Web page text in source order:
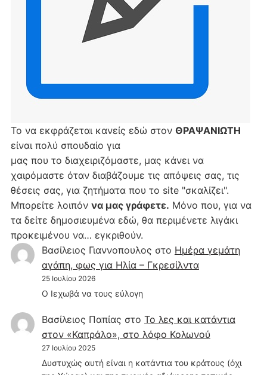
Το να εκφράζεται κανείς εδώ στον ΘΡΑΨΑΝΙΩΤΗ
είναι πολύ σπουδαίο για
μας που το διαχειριζόμαστε, μας κάνει να
χαιρόμαστε όταν διαβάζουμε τις απόψεις σας, τις
θέσεις σας, για ζητήματα που το site "σκαλίζει".
Μπορείτε λοιπόν να μας γράφετε. Μόνο που, για να
τα δείτε δημοσιευμένα εδώ, θα περιμένετε λιγάκι
προκειμένου να… εγκριθούν.
Βασίλειος Γιαννοπουλος στο Hμέρα γεμάτη
αγάπη, φως για Ηλία – Γκρεσίλντα
25 Ιουλίου 2026
Ο Ιεχωβά να τους εύλογη
Βασίλειος Παπίας στο Το λες και κατάντια
στον «Καπράλο», στο λόφο Κολωνού
27 Ιουλίου 2025
Δυστυχώς αυτή είναι η κατάντια του κράτους (όχι